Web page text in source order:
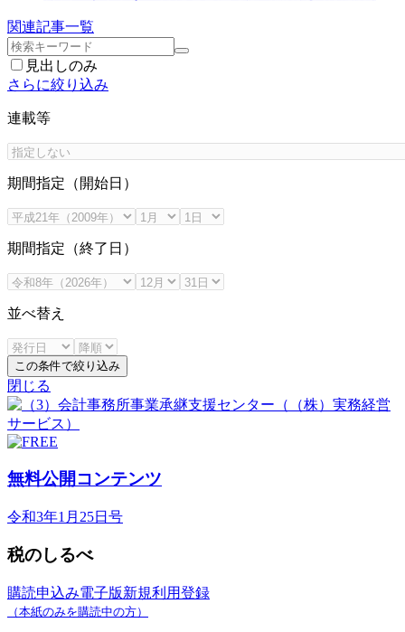
関連記事一覧
見出しのみ
さらに絞り込み
連載等
期間指定（開始日）
期間指定（終了日）
並べ替え
この条件で絞り込み
閉じる
無料公開コンテンツ
令和3年1月25日号
税のしるべ
購読申込み電子版新規利用登録
（本紙のみを購読中の方）